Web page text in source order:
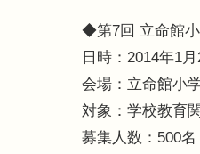
◆第7回 立命館
日時：2014年1
会場：立命館小
対象：学校教育
募集人数：500